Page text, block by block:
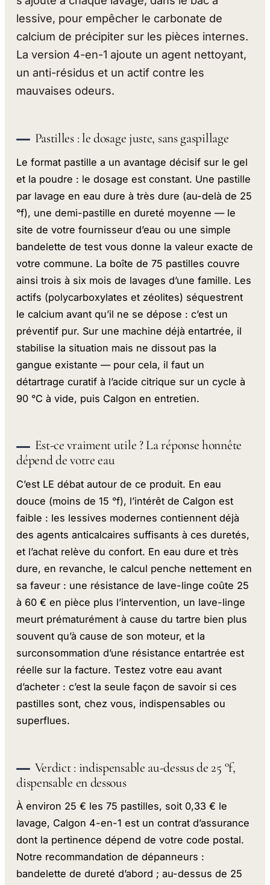
lessive, pour empêcher le carbonate de
calcium de précipiter sur les pièces internes.
La version 4-en-1 ajoute un agent nettoyant,
un anti-résidus et un actif contre les
mauvaises odeurs.
Pastilles : le dosage juste, sans gaspillage
Le format pastille a un avantage décisif sur le gel
et la poudre : le dosage est constant. Une pastille
par lavage en eau dure à très dure (au-delà de 25
°f), une demi-pastille en dureté moyenne — le
site de votre fournisseur d’eau ou une simple
bandelette de test vous donne la valeur exacte de
votre commune. La boîte de 75 pastilles couvre
ainsi trois à six mois de lavages d’une famille. Les
actifs (polycarboxylates et zéolites) séquestrent
le calcium avant qu’il ne se dépose : c’est un
préventif pur. Sur une machine déjà entartrée, il
stabilise la situation mais ne dissout pas la
gangue existante — pour cela, il faut un
détartrage curatif à l’acide citrique sur un cycle à
90 °C à vide, puis Calgon en entretien.
Est-ce vraiment utile ? La réponse honnête
dépend de votre eau
C’est LE débat autour de ce produit. En eau
douce (moins de 15 °f), l’intérêt de Calgon est
faible : les lessives modernes contiennent déjà
des agents anticalcaires suffisants à ces duretés,
et l’achat relève du confort. En eau dure et très
dure, en revanche, le calcul penche nettement en
sa faveur : une résistance de lave-linge coûte 25
à 60 € en pièce plus l’intervention, un lave-linge
meurt prématurément à cause du tartre bien plus
souvent qu’à cause de son moteur, et la
surconsommation d’une résistance entartrée est
réelle sur la facture. Testez votre eau avant
d’acheter : c’est la seule façon de savoir si ces
pastilles sont, chez vous, indispensables ou
superflues.
Verdict : indispensable au-dessus de 25 °f,
dispensable en dessous
À environ 25 € les 75 pastilles, soit 0,33 € le
lavage, Calgon 4-en-1 est un contrat d’assurance
dont la pertinence dépend de votre code postal.
Notre recommandation de dépanneurs :
bandelette de dureté d’abord ; au-dessus de 25